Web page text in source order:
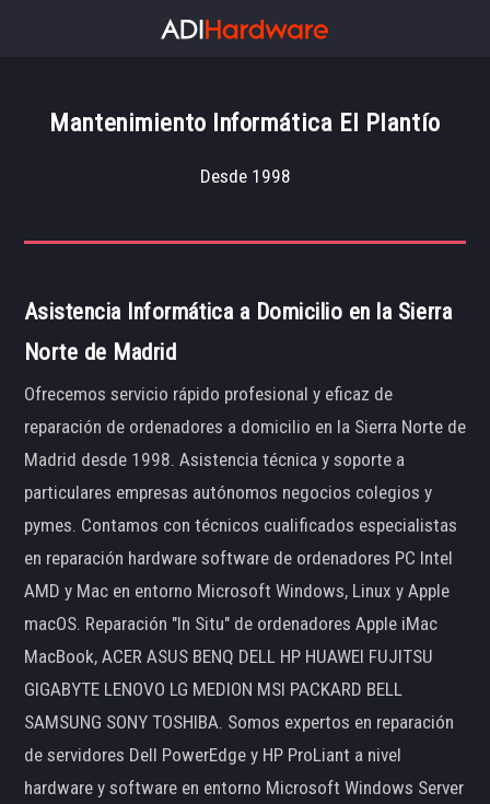
Mantenimiento Informática El Plantío
Desde 1998
Asistencia Informática a Domicilio en la Sierra
Norte de Madrid
Ofrecemos servicio rápido profesional y eficaz de
reparación de ordenadores a domicilio en la Sierra Norte de
Madrid desde 1998. Asistencia técnica y soporte a
particulares empresas autónomos negocios colegios y
pymes. Contamos con técnicos cualificados especialistas
en reparación hardware software de ordenadores PC Intel
AMD y Mac en entorno Microsoft Windows, Linux y Apple
macOS. Reparación "In Situ" de ordenadores Apple iMac
MacBook, ACER ASUS BENQ DELL HP HUAWEI FUJITSU
GIGABYTE LENOVO LG MEDION MSI PACKARD BELL
SAMSUNG SONY TOSHIBA. Somos expertos en reparación
de servidores Dell PowerEdge y HP ProLiant a nivel
hardware y software en entorno Microsoft Windows Server